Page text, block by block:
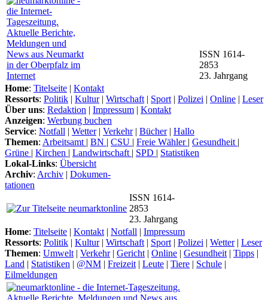
ISSN 1614-
2853
23. Jahrgang
Home: Titelseite | Kontakt
Ressorts: Politik | Kultur| Wirtschaft | Sport | Polizei | Online | Leser
Über uns: Redaktion | Impressum | Kontakt
Anzeigen: Werbung buchen
Service: Notfall | Wetter| Verkehr| Bücher| Hallo
Themen: Arbeitsamt | BN | CSU | Freie Wähler | Gesundheit |
Grüne | Kirchen | Landwirtschaft | SPD | Statistiken
Lokal-Links: Übersicht
Archiv: Archiv | Dokumen-
tationen
ISSN 1614-
2853
23. Jahrgang
Home: Titelseite | Kontakt | Notfall | Impressum
Ressorts: Politik | Kultur| Wirtschaft | Sport | Polizei | Wetter| Leser
Themen: Umwelt | Verkehr| Gericht | Online | Gesundheit | Tipps |
Land | Statistiken | @NM | Freizeit | Leute | Tiere | Schule |
Eilmeldungen